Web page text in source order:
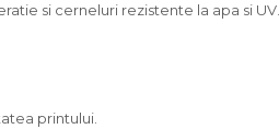
si cerneluri rezistente la apa si UV.
printului.